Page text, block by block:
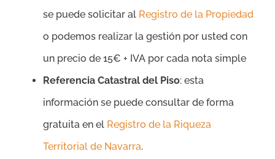
se puede solicitar al Registro de la Propiedad
o podemos realizar la gestión por usted con
un precio de 15€ + IVA por cada nota simple
Referencia Catastral del Piso: esta
información se puede consultar de forma
gratuita en el Registro de la Riqueza
Territorial de Navarra.